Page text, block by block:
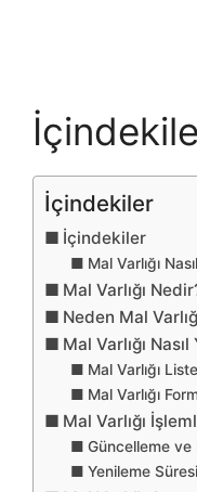
İçindekiler
İçindekiler
Mal Varlığı
Mal Varlığı
Neden Mal
Mal Varlığı Nasıl
Mal Varlığı
Mal Varlığı
Mal Varlığı
Güncelleme ve
Yenileme Süresi